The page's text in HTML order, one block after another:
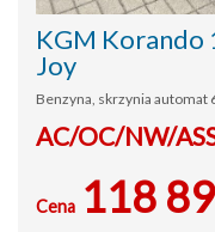
KGM Korando
Joy
Benzyna, skrzynia automat
AC/OC/NW/
Cena 118